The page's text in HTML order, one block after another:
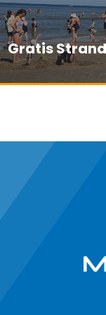
Gratis